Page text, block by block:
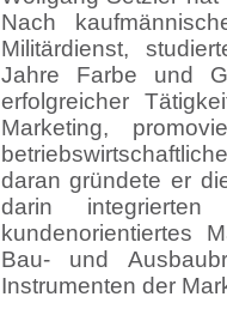
Nach
Militärdienst,
Jahre Farbe und
erfolgreicher
Marketing,
daran gründete er
darin
kundenorientiertes
Bau- und
Instrumenten der